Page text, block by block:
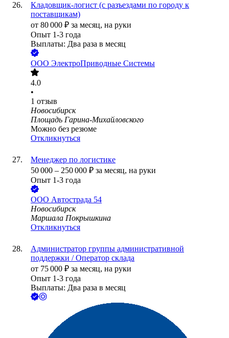
Кладовщик-логист (с разъездами по городу к
поставщикам)
от 80 000 ₽ за месяц, на руки
Опыт 1-3 года
Выплаты: Два раза в месяц
ООО ЭлектроПриводные Системы
4.0
•
1 отзыв
Новосибирск
Площадь Гарина-Михайловского
Можно без резюме
Откликнуться
Менеджер по логистике
50 000 – 250 000 ₽ за месяц, на руки
Опыт 1-3 года
ООО Автострада 54
Новосибирск
Маршала Покрышкина
Откликнуться
Администратор группы административной
поддержки / Оператор склада
от 75 000 ₽ за месяц, на руки
Опыт 1-3 года
Выплаты: Два раза в месяц